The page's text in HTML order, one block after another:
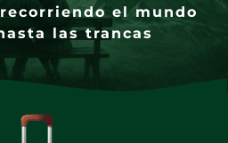
el mundo
las trancas